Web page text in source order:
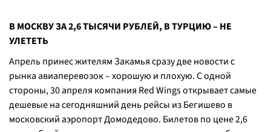
В МОСКВУ ЗА 2,6 ТЫСЯЧИ РУБЛЕЙ, В ТУРЦИЮ – НЕ
УЛЕТЕТЬ
Апрель принес жителям Закамья сразу две новости с
рынка авиаперевозок – хорошую и плохую. С одной
стороны, 30 апреля компания Red Wings открывает самые
дешевые на сегодняшний день рейсы из Бегишево в
московский аэропорт Домодедово. Билетов по цене 2,6